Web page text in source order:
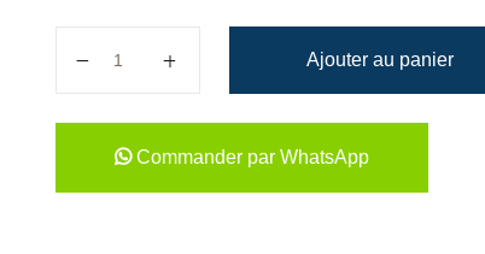
Ajouter au panier
Commander par WhatsApp